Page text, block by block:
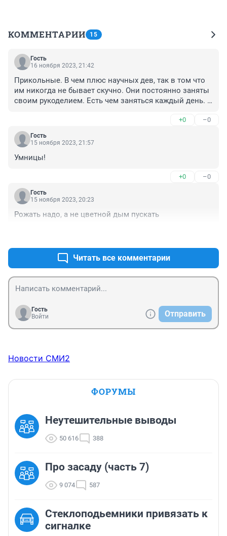
КОММЕНТАРИИ 15
Гость
16 ноября 2023, 21:42
Прикольные. В чем плюс научных дев, так в том что
им никогда не бывает скучно. Они постоянно заняты
своим рукоделием. Есть чем заняться каждый день.
начинается с того, что "мне стало как-то скууучноа". И
она решила поразвлечься.
Только им надо помочь с балансом между работой и
голова не болела ни днём, ни ночью.
+0 –0
Гость
15 ноября 2023, 21:57
Умницы!
+0 –0
Гость
15 ноября 2023, 20:23
Рожать надо, а не цветной дым пускать
Читать все комментарии
Гость
Войти
Отправить
Новости СМИ2
ФОРУМЫ
Неутешительные выводы
50 616 388
Про засаду (часть 7)
9 074 587
Стеклоподьемники привязать к
сигналке